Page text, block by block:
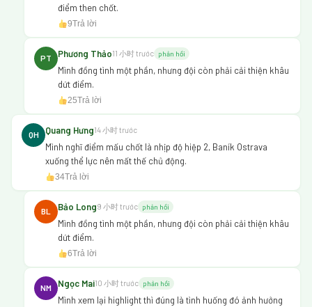
điểm then chốt.
9Trả lời
PT Phương Thảo11 小时 trước phản hồi
Mình đồng tình một phần, nhưng đội còn phải cải thiện khâu
dứt điểm.
25Trả lời
QH Quang Hưng14 小时 trước
Mình nghĩ điểm mấu chốt là nhịp độ hiệp 2, Baník Ostrava
xuống thể lực nên mất thế chủ động.
34Trả lời
BL Bảo Long9 小时 trước phản hồi
Mình đồng tình một phần, nhưng đội còn phải cải thiện khâu
dứt điểm.
6Trả lời
NM Ngọc Mai10 小时 trước phản hồi
Mình xem lại highlight thì đúng là tình huống đó ảnh hưởng